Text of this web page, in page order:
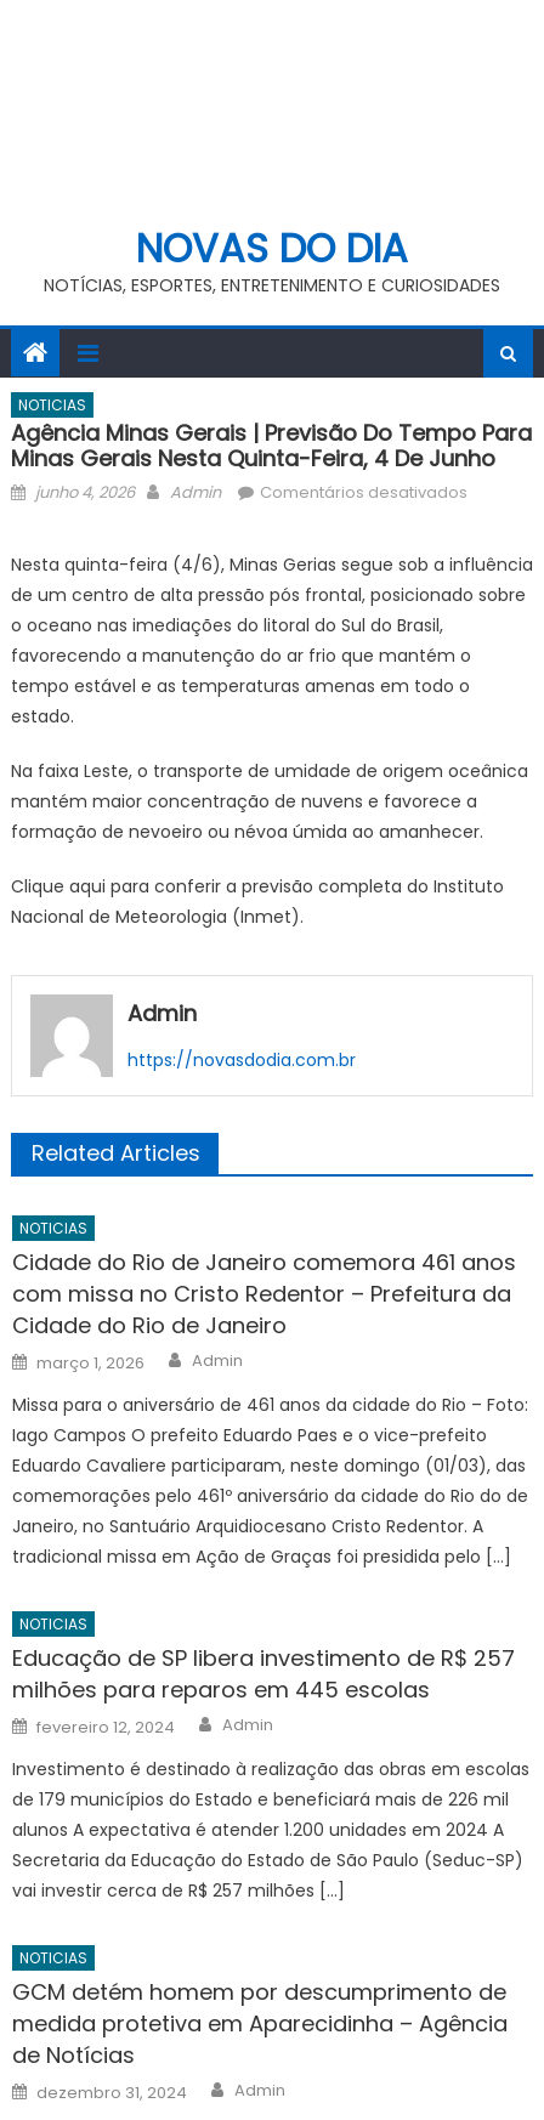
NOVAS DO DIA
NOTÍCIAS, ESPORTES, ENTRETENIMENTO E CURIOSIDADES
NOTICIAS
Agência Minas Gerais | Previsão Do Tempo Para
Minas Gerais Nesta Quinta-Feira, 4 De Junho
Posted
junho 4, 2026 Author
Admin Comentários desativadosem
Gerais
|
do
tempo
Gerais
nesta
quinta-
4
Nesta quinta-feira (4/6), Minas Gerias segue sob a influência
de um centro de alta pressão pós frontal, posicionado sobre
o oceano nas imediações do litoral do Sul do Brasil,
favorecendo a manutenção do ar frio que mantém o
tempo estável e as temperaturas amenas em todo o
estado.
Na faixa Leste, o transporte de umidade de origem oceânica
mantém maior concentração de nuvens e favorece a
formação de nevoeiro ou névoa úmida ao amanhecer.
Clique aqui para conferir a previsão completa do Instituto
Nacional de Meteorologia (Inmet).
Admin
https://novasdodia.com.br
Related Articles
NOTICIAS
Cidade do Rio de Janeiro comemora 461 anos
com missa no Cristo Redentor – Prefeitura da
Cidade do Rio de Janeiro
Posted
on
março 1, 2026 Author
Admin
Missa para o aniversário de 461 anos da cidade do Rio – Foto:
Iago Campos O prefeito Eduardo Paes e o vice-prefeito
Eduardo Cavaliere participaram, neste domingo (01/03), das
comemorações pelo 461º aniversário da cidade do Rio do de
Janeiro, no Santuário Arquidiocesano Cristo Redentor. A
tradicional missa em Ação de Graças foi presidida pelo […]
NOTICIAS
Educação de SP libera investimento de R$ 257
milhões para reparos em 445 escolas
Posted
on
fevereiro 12, 2024 Author
Admin
Investimento é destinado à realização das obras em escolas
de 179 municípios do Estado e beneficiará mais de 226 mil
alunos A expectativa é atender 1.200 unidades em 2024 A
Secretaria da Educação do Estado de São Paulo (Seduc-SP)
vai investir cerca de R$ 257 milhões […]
NOTICIAS
GCM detém homem por descumprimento de
medida protetiva em Aparecidinha – Agência
de Notícias
Posted
on
dezembro 31, 2024 Author
Admin